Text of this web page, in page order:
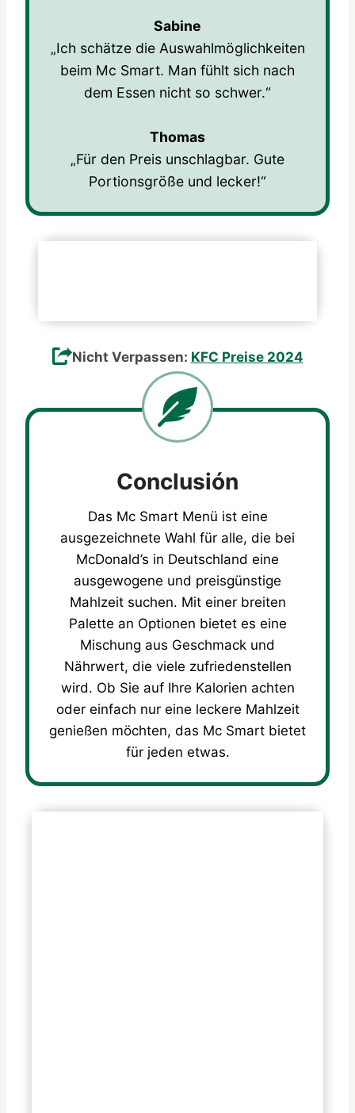
Sabine
„Ich schätze die Auswahlmöglichkeiten
beim Mc Smart. Man fühlt sich nach
dem Essen nicht so schwer.“
Thomas
„Für den Preis unschlagbar. Gute
Portionsgröße und lecker!“
Nicht Verpassen: KFC Preise 2024
Conclusión
Das Mc Smart Menü ist eine
ausgezeichnete Wahl für alle, die bei
McDonald’s in Deutschland eine
ausgewogene und preisgünstige
Mahlzeit suchen. Mit einer breiten
Palette an Optionen bietet es eine
Mischung aus Geschmack und
Nährwert, die viele zufriedenstellen
wird. Ob Sie auf Ihre Kalorien achten
oder einfach nur eine leckere Mahlzeit
genießen möchten, das Mc Smart bietet
für jeden etwas.